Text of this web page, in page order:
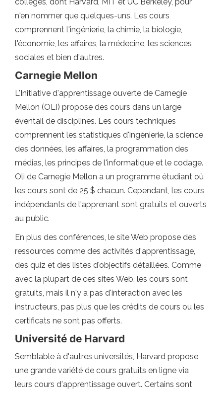
n'en nommer que quelques-uns. Les cours
comprennent l'ingénierie, la chimie, la biologie,
l'économie, les affaires, la médecine, les sciences
sociales et bien d'autres.
Carnegie Mellon
L'Initiative d'apprentissage ouverte de Carnegie
Mellon (OLI) propose des cours dans un large
éventail de disciplines. Les cours techniques
comprennent les statistiques d'ingénierie, la science
des données, les affaires, la programmation des
médias, les principes de l'informatique et le codage.
Oli de Carnegie Mellon a un programme étudiant où
les cours sont de 25 $ chacun. Cependant, les cours
indépendants de l'apprenant sont gratuits et ouverts
au public.
En plus des conférences, le site Web propose des
ressources comme des activités d'apprentissage,
des quiz et des listes d'objectifs détaillées. Comme
avec la plupart de ces sites Web, les cours sont
gratuits, mais il n'y a pas d'interaction avec les
instructeurs, pas plus que les crédits de cours ou les
certificats ne sont pas offerts.
Université de Harvard
Semblable à d'autres universités, Harvard propose
une grande variété de cours gratuits en ligne via
leurs cours d'apprentissage ouvert. Certains sont